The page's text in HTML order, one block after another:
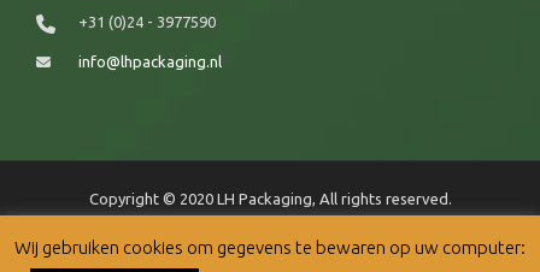
+31 (0)24 - 3977590
info@lhpackaging.nl
Copyright © 2020 LH Packaging, All rights reserved.
Webshop Levertijden | Privacy Statement en Cookiebeleid
Wij gebruiken cookies om gegevens te bewaren op uw computer: